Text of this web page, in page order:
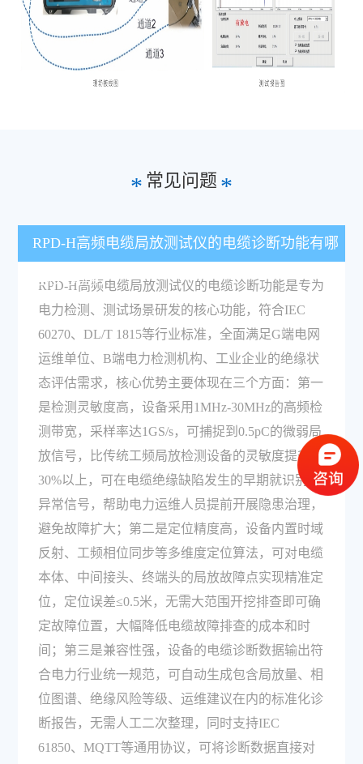
* 常见问题 *
RPD-H高频电缆局放测试仪的电缆诊断功能有哪
些核心优势？
RPD-H高频电缆局放测试仪的电缆诊断功能是专为
电力检测、测试场景研发的核心功能，符合IEC
60270、DL/T 1815等行业标准，全面满足G端电网
运维单位、B端电力检测机构、工业企业的绝缘状
态评估需求，核心优势主要体现在三个方面：第一
是检测灵敏度高，设备采用1MHz-30MHz的高频检
测带宽，采样率达1GS/s，可捕捉到0.5pC的微弱局
放信号，比传统工频局放检测设备的灵敏度提升
30%以上，可在电缆绝缘缺陷发生的早期就识别到
异常信号，帮助电力运维人员提前开展隐患治理，
避免故障扩大；第二是定位精度高，设备内置时域
反射、工频相位同步等多维度定位算法，可对电缆
本体、中间接头、终端头的局放故障点实现精准定
位，定位误差≤0.5米，无需大范围开挖排查即可确
定故障位置，大幅降低电缆故障排查的成本和时
间；第三是兼容性强，设备的电缆诊断数据输出符
合电力行业统一规范，可自动生成包含局放量、相
位图谱、绝缘风险等级、运维建议在内的标准化诊
断报告，无需人工二次整理，同时支持IEC
61850、MQTT等通用协议，可将诊断数据直接对